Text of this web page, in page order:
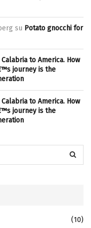
su Potato gnocchi for
Calabria to America. How
journey is the
Calabria to America. How
journey is the
A
(10)